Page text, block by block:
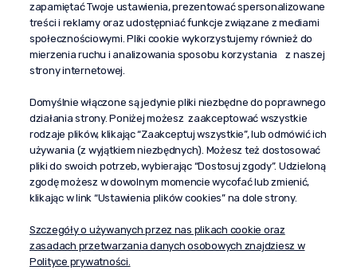
kontakt@propaganda24h.pl
“Propaganda"
al. Komisji Edukacji Narodowej 51/U5
02-797 Warszawa
Pomoc
Dostawa
Moje konto
O firmie
zapamiętać Twoje ustawienia, prezentować spersonalizowane
treści i reklamy oraz udostępniać funkcje związane z mediami
społecznościowymi. Pliki cookie wykorzystujemy również do
mierzenia ruchu i analizowania sposobu korzystania z naszej
strony internetowej.
Domyślnie włączone są jedynie pliki niezbędne do poprawnego
działania strony. Poniżej możesz zaakceptować wszystkie
rodzaje plików, klikając “Zaakceptuj wszystkie”, lub odmówić ich
używania (z wyjątkiem niezbędnych). Możesz też dostosować
pliki do swoich potrzeb, wybierając “Dostosuj zgody”. Udzieloną
zgodę możesz w dowolnym momencie wycofać lub zmienić,
klikając w link “Ustawienia plików cookies” na dole strony.
Szczegóły o używanych przez nas plikach cookie oraz
zasadach przetwarzania danych osobowych znajdziesz w
Polityce prywatności.